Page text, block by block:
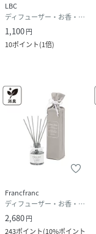
LBC
ディフューザー・お香・アロマオイル・キャンドル
1,100円
10ポイント(1倍)
Francfranc
ディフューザー・お香・アロマオイル・キャンドル
2,680円
243ポイント(10%ポイント